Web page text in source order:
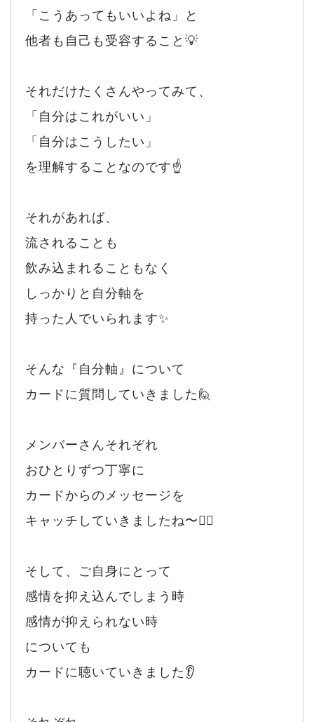
「こうあってもいいよね」と
他者も自己も受容すること💡
それだけたくさんやってみて、
「自分はこれがいい」
「自分はこうしたい」
を理解することなのです☝️
それがあれば、
流されることも
飲み込まれることもなく
しっかりと自分軸を
持った人でいられます✨
そんな『自分軸』について
カードに質問していきました🙋
メンバーさんそれぞれ
おひとりずつ丁寧に
カードからのメッセージを
キャッチしていきましたね〜🙂‍↕️
そして、ご自身にとって
感情を抑え込んでしまう時
感情が抑えられない時
についても
カードに聴いていきました👂